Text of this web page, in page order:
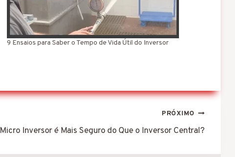
9 Ensaios para Saber o Tempo de Vida Útil do Inversor
PRÓXIMO
Micro Inversor é Mais Seguro do Que o Inversor Central?